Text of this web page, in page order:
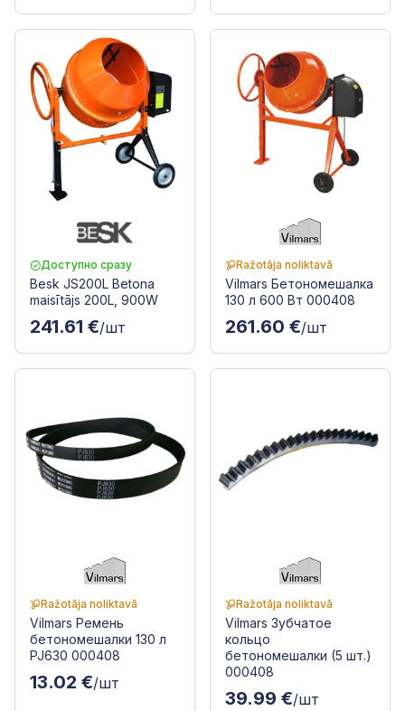
Доступно сразу
Besk JS200L Betona
maisītājs 200L, 900W
241.61 €/шт
Ražotāja noliktavā
Vilmars Бетономешалка
130 л 600 Вт 000408
261.60 €/шт
Ražotāja noliktavā
Vilmars Ремень
бетономешалки 130 л
PJ630 000408
13.02 €/шт
Ražotāja noliktavā
Vilmars Зубчатое
кольцо
бетономешалки (5 шт.)
000408
39.99 €/шт